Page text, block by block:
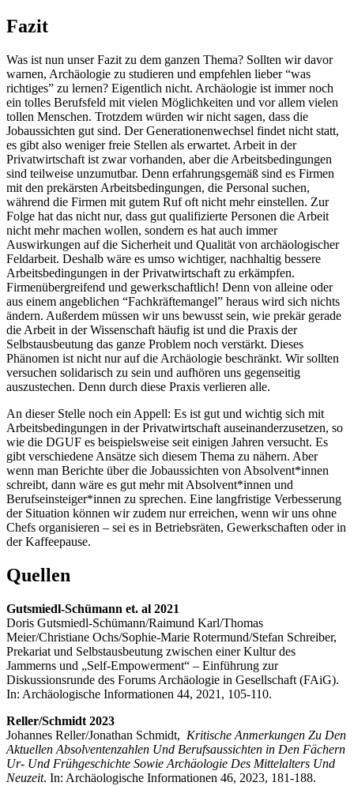
Fazit
Was ist nun unser Fazit zu dem ganzen Thema? Sollten wir davor
warnen, Archäologie zu studieren und empfehlen lieber “was
richtiges” zu lernen? Eigentlich nicht. Archäologie ist immer noch
ein tolles Berufsfeld mit vielen Möglichkeiten und vor allem vielen
tollen Menschen. Trotzdem würden wir nicht sagen, dass die
Jobaussichten gut sind. Der Generationenwechsel findet nicht statt,
es gibt also weniger freie Stellen als erwartet. Arbeit in der
Privatwirtschaft ist zwar vorhanden, aber die Arbeitsbedingungen
sind teilweise unzumutbar. Denn erfahrungsgemäß sind es Firmen
mit den prekärsten Arbeitsbedingungen, die Personal suchen,
während die Firmen mit gutem Ruf oft nicht mehr einstellen. Zur
Folge hat das nicht nur, dass gut qualifizierte Personen die Arbeit
nicht mehr machen wollen, sondern es hat auch immer
Auswirkungen auf die Sicherheit und Qualität von archäologischer
Feldarbeit. Deshalb wäre es umso wichtiger, nachhaltig bessere
Arbeitsbedingungen in der Privatwirtschaft zu erkämpfen.
Firmenübergreifend und gewerkschaftlich! Denn von alleine oder
aus einem angeblichen “Fachkräftemangel” heraus wird sich nichts
ändern. Außerdem müssen wir uns bewusst sein, wie prekär gerade
die Arbeit in der Wissenschaft häufig ist und die Praxis der
Selbstausbeutung das ganze Problem noch verstärkt. Dieses
Phänomen ist nicht nur auf die Archäologie beschränkt. Wir sollten
versuchen solidarisch zu sein und aufhören uns gegenseitig
auszustechen. Denn durch diese Praxis verlieren alle.
An dieser Stelle noch ein Appell: Es ist gut und wichtig sich mit
Arbeitsbedingungen in der Privatwirtschaft auseinanderzusetzen, so
wie die DGUF es beispielsweise seit einigen Jahren versucht. Es
gibt verschiedene Ansätze sich diesem Thema zu nähern. Aber
wenn man Berichte über die Jobaussichten von Absolvent*innen
schreibt, dann wäre es gut mehr mit Absolvent*innen und
Berufseinsteiger*innen zu sprechen. Eine langfristige Verbesserung
der Situation können wir zudem nur erreichen, wenn wir uns ohne
Chefs organisieren – sei es in Betriebsräten, Gewerkschaften oder in
der Kaffeepause.
Quellen
Gutsmiedl-Schümann et. al 2021
Doris Gutsmiedl-Schümann/Raimund Karl/Thomas
Meier/Christiane Ochs/Sophie-Marie Rotermund/Stefan Schreiber,
Prekariat und Selbstausbeutung zwischen einer Kultur des
Jammerns und „Self-Empowerment“ – Einführung zur
Diskussionsrunde des Forums Archäologie in Gesellschaft (FAiG).
In: Archäologische Informationen 44, 2021, 105-110.
Reller/Schmidt 2023
Johannes Reller/Jonathan Schmidt, Kritische Anmerkungen Zu Den
Aktuellen Absolventenzahlen Und Berufsaussichten in Den Fächern
Ur- Und Frühgeschichte Sowie Archäologie Des Mittelalters Und
Neuzeit. In: Archäologische Informationen 46, 2023, 181-188.